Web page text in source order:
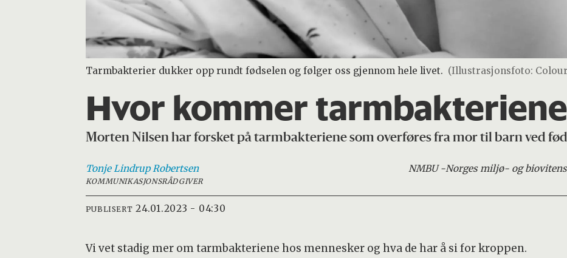
Tarmbakterier dukker opp rundt fødselen og følger oss gjennom hele livet. (Illustrasjonsfoto:
Hvor kommer
Morten Nilsen har forsket på tarmbakteriene som overføres fra mor til barn ved
Tonje Lindrup Robertsen
KOMMUNIKASJONSRÅDGIVER
NMBU -Norges miljø- og
PUBLISERT 24.01.2023 - 04:30
Vi vet stadig mer om tarmbakteriene hos mennesker og hva de har å si for kroppen.